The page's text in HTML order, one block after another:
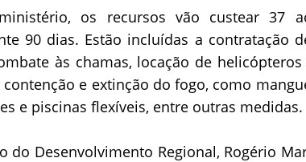
os recursos vão custear 37
90 dias. Estão incluídas a contratação
às chamas, locação de
e extinção do fogo, como
e piscinas flexíveis, entre outras medidas.
do Desenvolvimento Regional, Rogério